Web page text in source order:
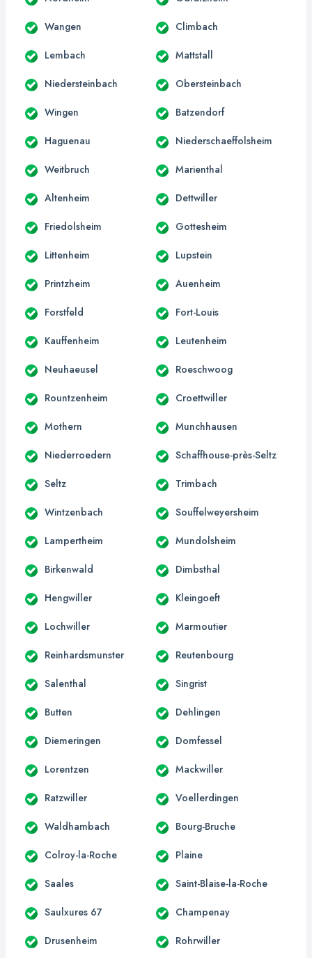
Wangen Climbach
Lembach Mattstall
Niedersteinbach Obersteinbach
Wingen Batzendorf
Haguenau Niederschaeffolsheim
Weitbruch Marienthal
Altenheim Dettwiller
Friedolsheim Gottesheim
Littenheim Lupstein
Printzheim Auenheim
Forstfeld Fort-Louis
Kauffenheim Leutenheim
Neuhaeusel Roeschwoog
Rountzenheim Croettwiller
Mothern Munchhausen
Niederroedern Schaffhouse-près-Seltz
Seltz Trimbach
Wintzenbach Souffelweyersheim
Lampertheim Mundolsheim
Birkenwald Dimbsthal
Hengwiller Kleingoeft
Lochwiller Marmoutier
Reinhardsmunster Reutenbourg
Salenthal Singrist
Butten Dehlingen
Diemeringen Domfessel
Lorentzen Mackwiller
Ratzwiller Voellerdingen
Waldhambach Bourg-Bruche
Colroy-la-Roche Plaine
Saales Saint-Blaise-la-Roche
Saulxures 67 Champenay
Drusenheim Rohrwiller